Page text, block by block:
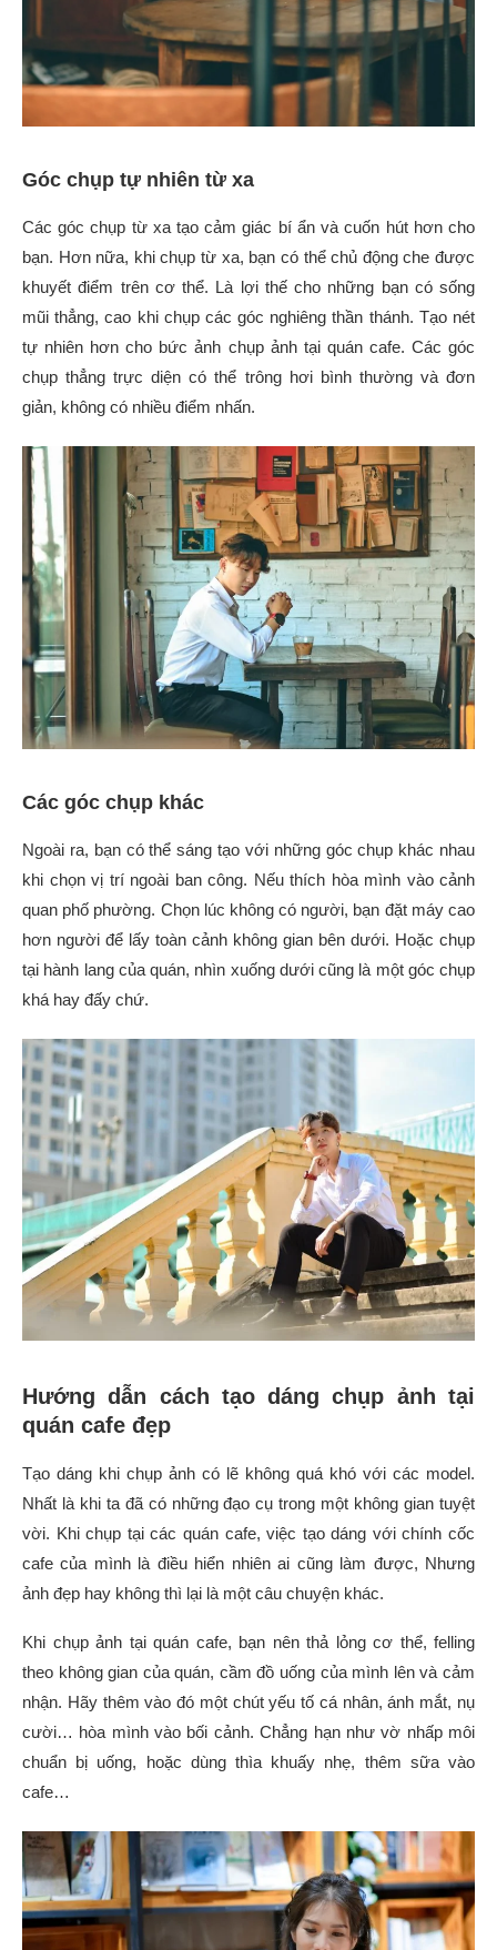
Góc chụp tự nhiên từ xa
Các góc chụp từ xa tạo cảm giác bí ẩn và cuốn hút hơn cho
bạn. Hơn nữa, khi chụp từ xa, bạn có thể chủ động che được
khuyết điểm trên cơ thể. Là lợi thế cho những bạn có sống
mũi thẳng, cao khi chụp các góc nghiêng thần thánh. Tạo nét
tự nhiên hơn cho bức ảnh chụp ảnh tại quán cafe. Các góc
chụp thẳng trực diện có thể trông hơi bình thường và đơn
giản, không có nhiều điểm nhấn.
Các góc chụp khác
Ngoài ra, bạn có thể sáng tạo với những góc chụp khác nhau
khi chọn vị trí ngoài ban công. Nếu thích hòa mình vào cảnh
quan phố phường. Chọn lúc không có người, bạn đặt máy cao
hơn người để lấy toàn cảnh không gian bên dưới. Hoặc chụp
tại hành lang của quán, nhìn xuống dưới cũng là một góc chụp
khá hay đấy chứ.
Hướng dẫn cách tạo dáng chụp ảnh tại
quán cafe đẹp
Tạo dáng khi chụp ảnh có lẽ không quá khó với các model.
Nhất là khi ta đã có những đạo cụ trong một không gian tuyệt
vời. Khi chụp tại các quán cafe, việc tạo dáng với chính cốc
cafe của mình là điều hiển nhiên ai cũng làm được, Nhưng
ảnh đẹp hay không thì lại là một câu chuyện khác.
Khi chụp ảnh tại quán cafe, bạn nên thả lỏng cơ thể, felling
theo không gian của quán, cầm đồ uống của mình lên và cảm
nhận. Hãy thêm vào đó một chút yếu tố cá nhân, ánh mắt, nụ
cười… hòa mình vào bối cảnh. Chẳng hạn như vờ nhấp môi
chuẩn bị uống, hoặc dùng thìa khuấy nhẹ, thêm sữa vào
cafe…